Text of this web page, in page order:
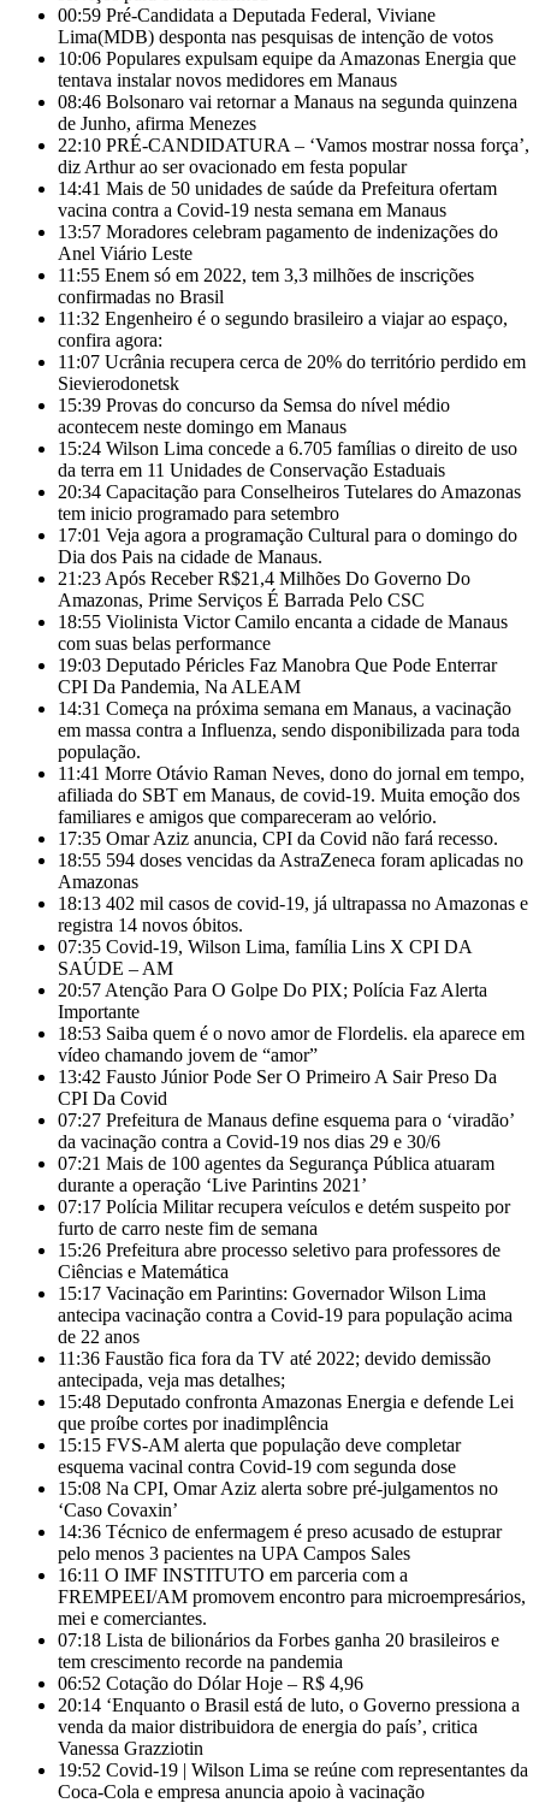
00:59 Pré-Candidata a Deputada Federal, Viviane
Lima(MDB) desponta nas pesquisas de intenção de votos
10:06 Populares expulsam equipe da Amazonas Energia que
tentava instalar novos medidores em Manaus
08:46 Bolsonaro vai retornar a Manaus na segunda quinzena
de Junho, afirma Menezes
22:10 PRÉ-CANDIDATURA – ‘Vamos mostrar nossa força’,
diz Arthur ao ser ovacionado em festa popular
14:41 Mais de 50 unidades de saúde da Prefeitura ofertam
vacina contra a Covid-19 nesta semana em Manaus
13:57 Moradores celebram pagamento de indenizações do
Anel Viário Leste
11:55 Enem só em 2022, tem 3,3 milhões de inscrições
confirmadas no Brasil
11:32 Engenheiro é o segundo brasileiro a viajar ao espaço,
confira agora:
11:07 Ucrânia recupera cerca de 20% do território perdido em
Sievierodonetsk
15:39 Provas do concurso da Semsa do nível médio
acontecem neste domingo em Manaus
15:24 Wilson Lima concede a 6.705 famílias o direito de uso
da terra em 11 Unidades de Conservação Estaduais
20:34 Capacitação para Conselheiros Tutelares do Amazonas
tem inicio programado para setembro
17:01 Veja agora a programação Cultural para o domingo do
Dia dos Pais na cidade de Manaus.
21:23 Após Receber R$21,4 Milhões Do Governo Do
Amazonas, Prime Serviços É Barrada Pelo CSC
18:55 Violinista Victor Camilo encanta a cidade de Manaus
com suas belas performance
19:03 Deputado Péricles Faz Manobra Que Pode Enterrar
CPI Da Pandemia, Na ALEAM
14:31 Começa na próxima semana em Manaus, a vacinação
em massa contra a Influenza, sendo disponibilizada para toda
população.
11:41 Morre Otávio Raman Neves, dono do jornal em tempo,
afiliada do SBT em Manaus, de covid-19. Muita emoção dos
familiares e amigos que compareceram ao velório.
17:35 Omar Aziz anuncia, CPI da Covid não fará recesso.
18:55 594 doses vencidas da AstraZeneca foram aplicadas no
Amazonas
18:13 402 mil casos de covid-19, já ultrapassa no Amazonas e
registra 14 novos óbitos.
07:35 Covid-19, Wilson Lima, família Lins X CPI DA
SAÚDE – AM
20:57 Atenção Para O Golpe Do PIX; Polícia Faz Alerta
Importante
18:53 Saiba quem é o novo amor de Flordelis. ela aparece em
vídeo chamando jovem de “amor”
13:42 Fausto Júnior Pode Ser O Primeiro A Sair Preso Da
CPI Da Covid
07:27 Prefeitura de Manaus define esquema para o ‘viradão’
da vacinação contra a Covid-19 nos dias 29 e 30/6
07:21 Mais de 100 agentes da Segurança Pública atuaram
durante a operação ‘Live Parintins 2021’
07:17 Polícia Militar recupera veículos e detém suspeito por
furto de carro neste fim de semana
15:26 Prefeitura abre processo seletivo para professores de
Ciências e Matemática
15:17 Vacinação em Parintins: Governador Wilson Lima
antecipa vacinação contra a Covid-19 para população acima
de 22 anos
11:36 Faustão fica fora da TV até 2022; devido demissão
antecipada, veja mas detalhes;
15:48 Deputado confronta Amazonas Energia e defende Lei
que proíbe cortes por inadimplência
15:15 FVS-AM alerta que população deve completar
esquema vacinal contra Covid-19 com segunda dose
15:08 Na CPI, Omar Aziz alerta sobre pré-julgamentos no
‘Caso Covaxin’
14:36 Técnico de enfermagem é preso acusado de estuprar
pelo menos 3 pacientes na UPA Campos Sales
16:11 O IMF INSTITUTO em parceria com a
FREMPEEI/AM promovem encontro para microempresários,
mei e comerciantes.
07:18 Lista de bilionários da Forbes ganha 20 brasileiros e
tem crescimento recorde na pandemia
06:52 Cotação do Dólar Hoje – R$ 4,96
20:14 ‘Enquanto o Brasil está de luto, o Governo pressiona a
venda da maior distribuidora de energia do país’, critica
Vanessa Grazziotin
19:52 Covid-19 | Wilson Lima se reúne com representantes da
Coca-Cola e empresa anuncia apoio à vacinação